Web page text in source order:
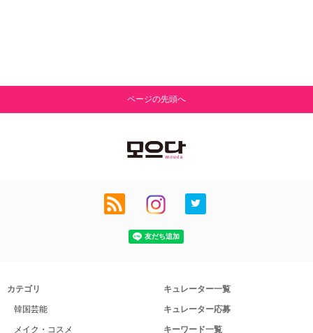
ページの先頭へ
カテゴリ
韓国芸能
メイク・コスメ
キュレーター一覧
キュレーター応募
キーワード一覧